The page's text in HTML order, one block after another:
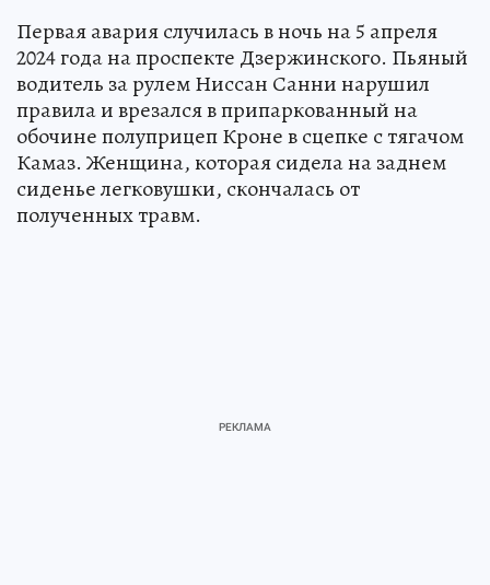
Первая авария случилась в ночь на 5 апреля
2024 года на проспекте Дзержинского. Пьяный
водитель за рулем Ниссан Санни нарушил
правила и врезался в припаркованный на
обочине полуприцеп Кроне в сцепке с тягачом
Камаз. Женщина, которая сидела на заднем
сиденье легковушки, скончалась от
полученных травм.